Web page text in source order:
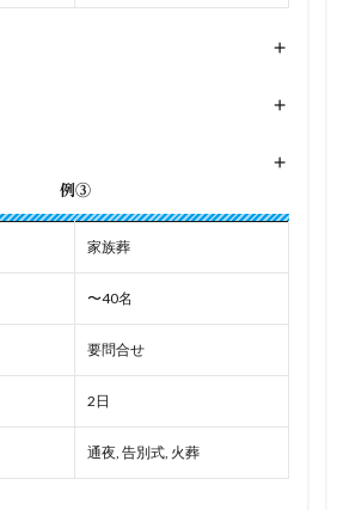
+
+
+
例③
家族葬
〜40名
要問合せ
2日
通夜, 告別式, 火葬